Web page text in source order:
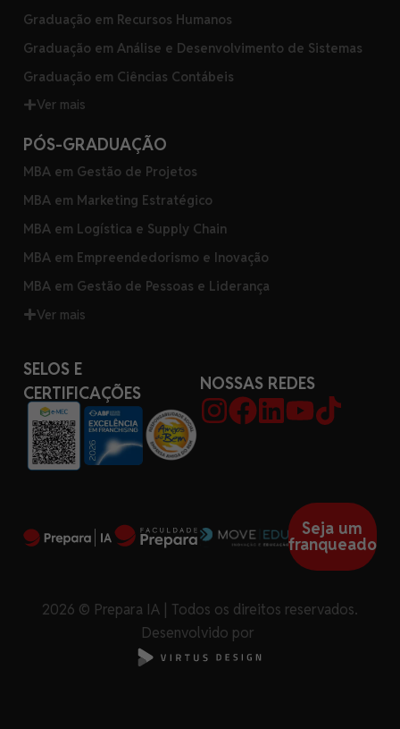
Graduação em Recursos Humanos
Graduação em Análise e Desenvolvimento de Sistemas
Graduação em Ciências Contábeis
Ver mais
PÓS-GRADUAÇÃO
MBA em Gestão de Projetos
MBA em Marketing Estratégico
MBA em Logística e Supply Chain
MBA em Empreendedorismo e Inovação
MBA em Gestão de Pessoas e Liderança
Ver mais
SELOS E
CERTIFICAÇÕES
NOSSAS REDES
Seja um
franqueado
2026 © Prepara IA | Todos os direitos reservados.
Desenvolvido por